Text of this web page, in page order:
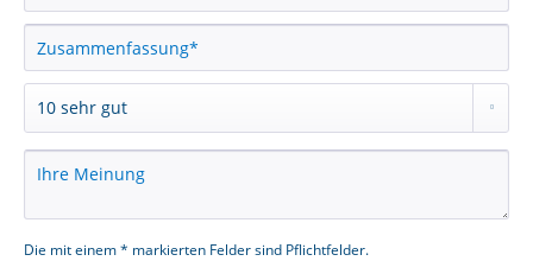
Die mit einem * markierten Felder sind Pflichtfelder.